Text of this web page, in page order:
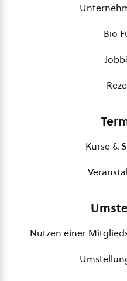
Bio
Kurse &
Nutzen einer